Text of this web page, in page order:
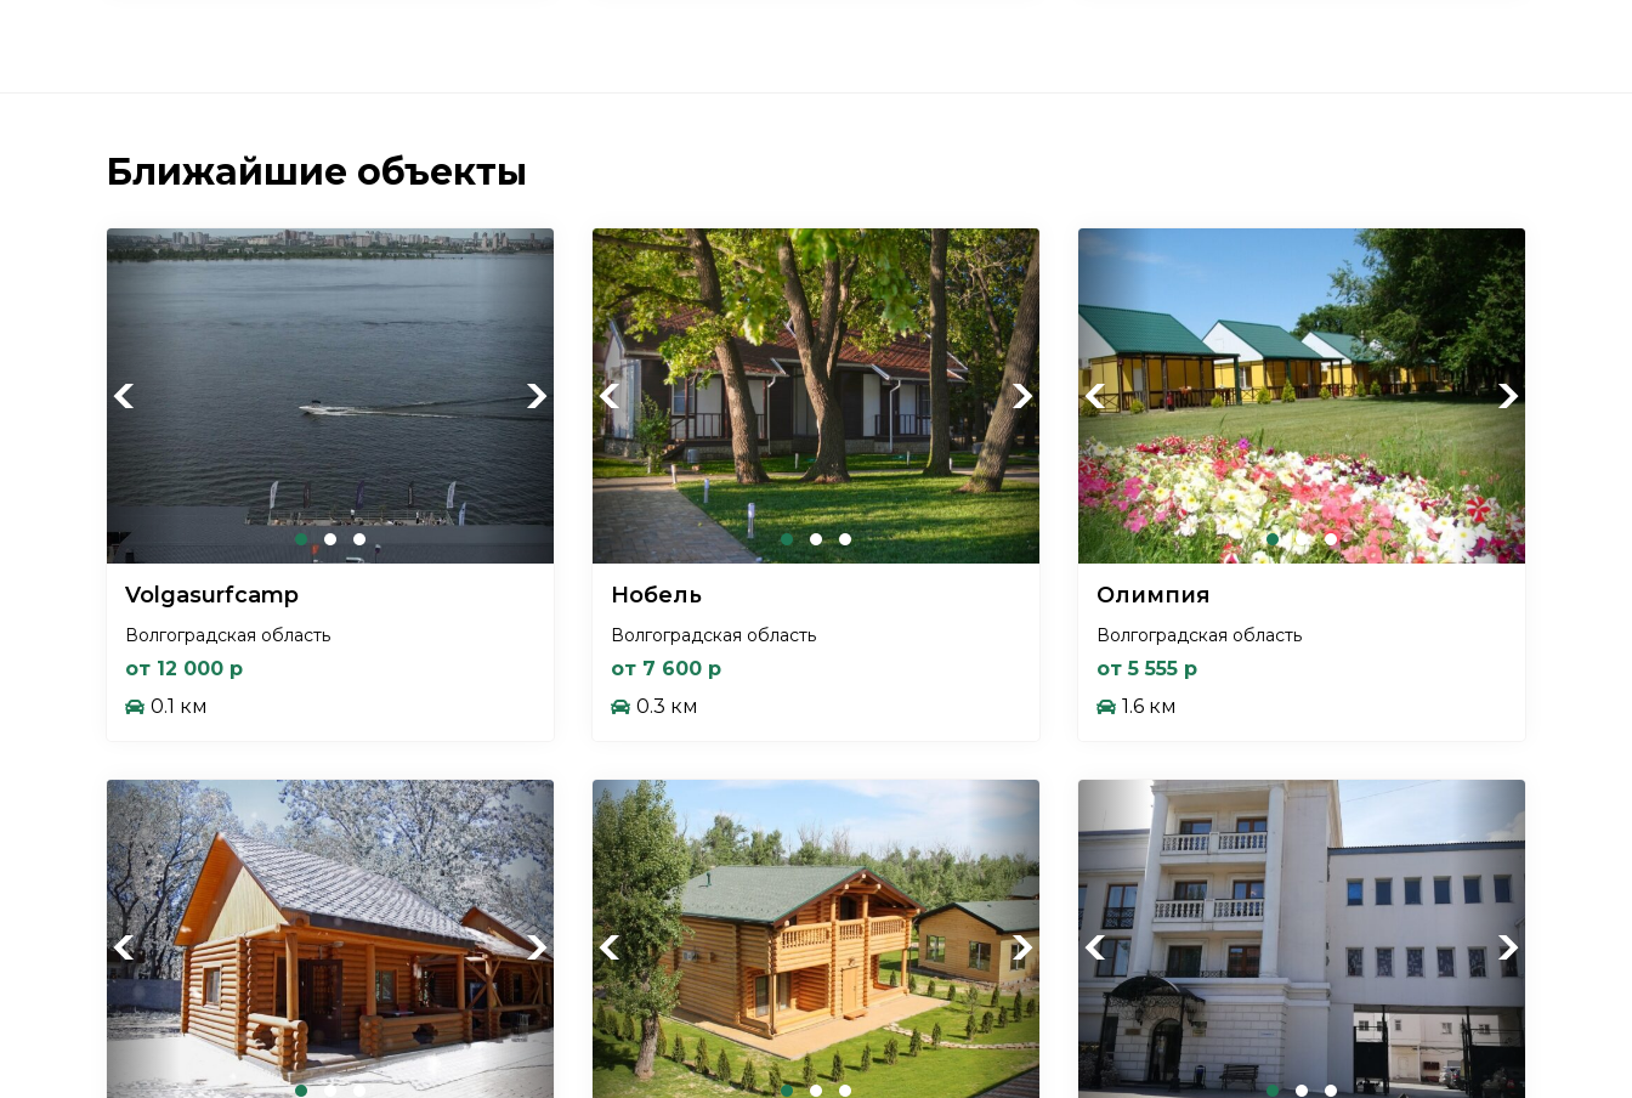
Ближайшие объекты
Previous Next
Volgasurfcamp
Волгоградская область
от 12 000 р
0.1 км
Previous Next
Нобель
Волгоградская область
от 7 600 р
0.3 км
Previous Next
Олимпия
Волгоградская область
от 5 555 р
1.6 км
Previous Next Previous Next Previous Next